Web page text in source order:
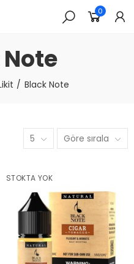
0
Black Note
5 Göre sırala
STOKTA YOK